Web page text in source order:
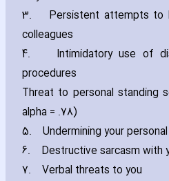
3.
Persistent attempts to
colleagues
4.
Intimidatory use of
procedures
Threat to personal standing
alpha = .78)
5.
Undermining your
6.
Destructive sarcasm with
7.
Verbal threats to you